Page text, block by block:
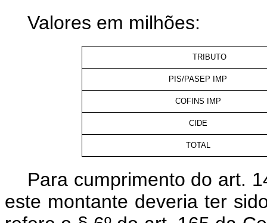
Valores em milhões:
TRIBUTO
PIS/PASEP IMP
COFINS IMP
CIDE
TOTAL
Para cumprimento do art.
este montante deveria ter